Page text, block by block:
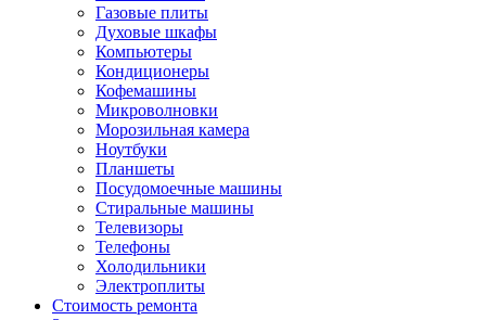
Газовые плиты
Духовые шкафы
Компьютеры
Кондиционеры
Кофемашины
Микроволновки
Морозильная камера
Ноутбуки
Планшеты
Посудомоечные машины
Стиральные машины
Телевизоры
Телефоны
Холодильники
Электроплиты
Стоимость ремонта